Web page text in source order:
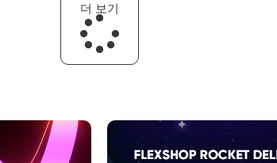
더 보기